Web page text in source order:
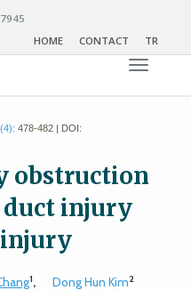
HOME
CONTACT TR
Toggle
478-482 | DOI:
obstruction
duct injury
1, Dong Hun Kim2